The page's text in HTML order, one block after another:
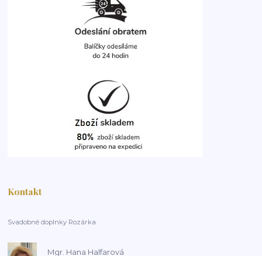
Kontakt
Svadobné doplnky Rozárka
Mgr. Hana Halfarová